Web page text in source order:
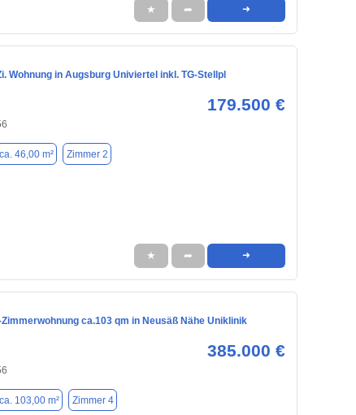
★ ➦ ➜
Wohnung in Augsburg Univiertel inkl. TG-Stellpl
179.500 €
ca. 46,00 m² Zimmer 2
★ ➦ ➜
ca.103 qm in Neusäß Nähe Uniklinik
385.000 €
ca. 103,00 m² Zimmer 4